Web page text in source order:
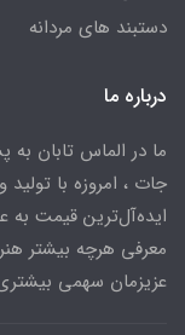
دستبند های مردانه
درباره ما
ما در الماس تابان به
جات ، امروزه با
ایده‌آل‌ترین قیمت به
معرفی هرچه بیشتر
عزیزمان سهمی